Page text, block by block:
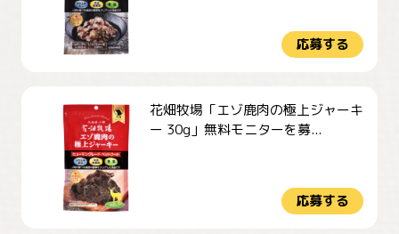
応募する
花畑牧場「エゾ鹿肉の極上ジャーキ
ー 30g」無料モニターを募...
応募する